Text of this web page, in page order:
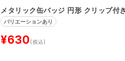
メタリック缶バッジ 円形 クリップ付き
バリエーションあり
¥630